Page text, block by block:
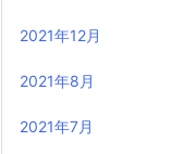
2021年12月
2021年8月
2021年7月